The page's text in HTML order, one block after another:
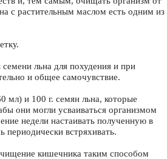
с растительным маслом есть одним из
льна для похудения и при
и общее самочувствие.
мл) и 100 г. семян льна, которые
они могли усваиваться организмом
недели настаивать полученную в
периодически встряхивать.
кишечника таким способом